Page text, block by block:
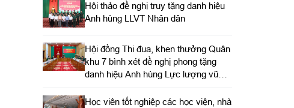
Hội thảo đề nghị truy tặng danh hiệu
Anh hùng LLVT Nhân dân
Hội đồng Thi đua, khen thưởng Quân
khu 7 bình xét đề nghị phong tặng
danh hiệu Anh hùng Lực lượng vũ
trang nhân dân
Học viên tốt nghiệp các học viện, nhà